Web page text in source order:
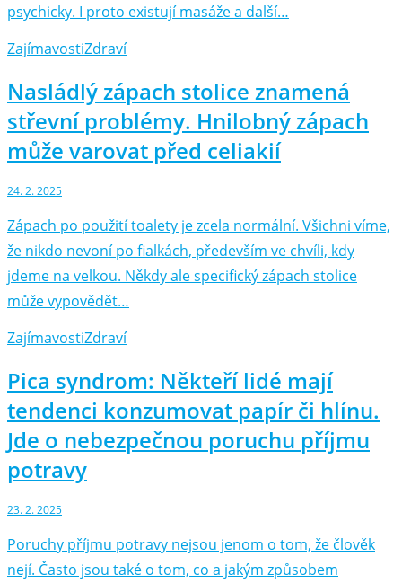
psychicky. I proto existují masáže a další…
ZajímavostiZdraví
Nasládlý zápach stolice znamená
střevní problémy. Hnilobný zápach
může varovat před celiakií
24. 2. 2025
Zápach po použití toalety je zcela normální. Všichni víme,
že nikdo nevoní po fialkách, především ve chvíli, kdy
jdeme na velkou. Někdy ale specifický zápach stolice
může vypovědět…
ZajímavostiZdraví
Pica syndrom: Někteří lidé mají
tendenci konzumovat papír či hlínu.
Jde o nebezpečnou poruchu příjmu
potravy
23. 2. 2025
Poruchy příjmu potravy nejsou jenom o tom, že člověk
nejí. Často jsou také o tom, co a jakým způsobem